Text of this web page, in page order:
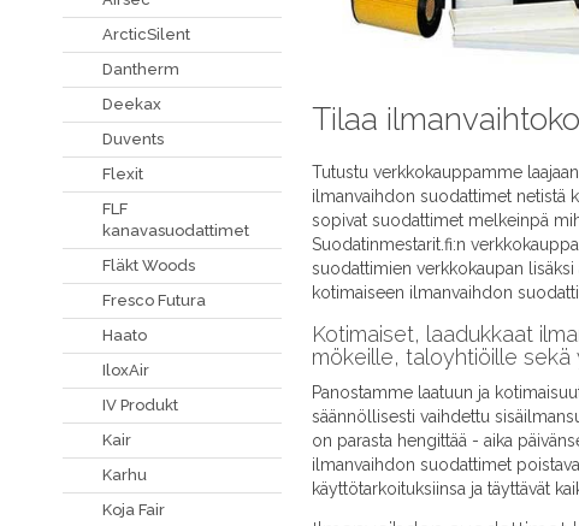
Tilaa
Tutustu verkkokauppamme
ilmanvaihdon suodattimet netistä
sopivat suodattimet melkeinpä
Suodatinmestarit.fi:n
suodattimien verkkokaupan
kotimaiseen ilmanvaihdon
Kotimaiset, laadukkaat
mökeille, taloyhtiöille sekä
Panostamme laatuun ja
säännöllisesti vaihdettu
on parasta hengittää - aika
ilmanvaihdon suodattimet
käyttötarkoituksiinsa ja täyttävät
ArcticSilent
Dantherm
Deekax
Duvents
Flexit
FLF
kanavasuodattimet
Fläkt Woods
Fresco Futura
Haato
IloxAir
IV Produkt
Kair
Karhu
Koja Fair